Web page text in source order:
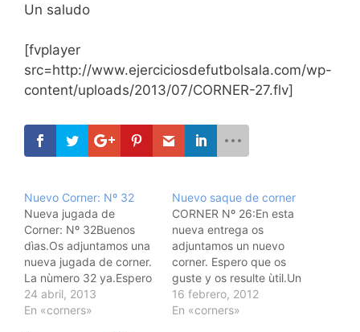
Un saludo
[fvplayer
src=http://www.ejerciciosdefutbolsala.com/wp-
content/uploads/2013/07/CORNER-27.flv]
Nuevo Corner: Nº 32
Nueva jugada de
Corner: Nº 32Buenos
dìas.Os adjuntamos una
nueva jugada de corner.
La nùmero 32 ya.Espero
que os guste y sobre
todo que os resulte
24 abril, 2013
En «corners»
Nuevo saque de corner
CORNER Nº 26:En esta
nueva entrega os
adjuntamos un nuevo
corner. Espero que os
guste y os resulte ùtil.Un
saludo [fvplayer
src=http://www.ejercicio
16 febrero, 2012
En «corners»